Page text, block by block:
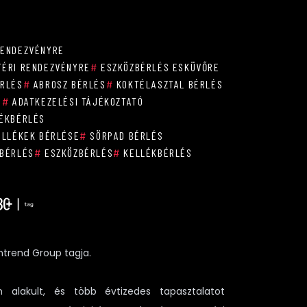
RENDEZVÉNYRE # ESZKÖZBÉRLÉS ESKÜVŐRE
# ABROSZ BÉRLÉS # KOKTÉLASZTAL BÉRLÉS
# ADATKEZELÉSI TÁJÉKOZTATÓ
BÉRLÉSE# SÖRPAD BÉRLÉS
# ESZKÖZBÉRLÉS# KELLÉKBÉRLÉS
Group tagja.
alakult, és több évtizedes tapasztalatot